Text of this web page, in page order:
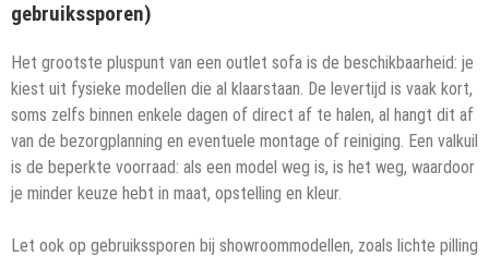
gebruikssporen)
Het grootste pluspunt van een outlet sofa is de beschikbaarheid: je
kiest uit fysieke modellen die al klaarstaan. De levertijd is vaak kort,
soms zelfs binnen enkele dagen of direct af te halen, al hangt dit af
van de bezorgplanning en eventuele montage of reiniging. Een valkuil
is de beperkte voorraad: als een model weg is, is het weg, waardoor
je minder keuze hebt in maat, opstelling en kleur.
Let ook op gebruikssporen bij showroommodellen, zoals lichte pilling